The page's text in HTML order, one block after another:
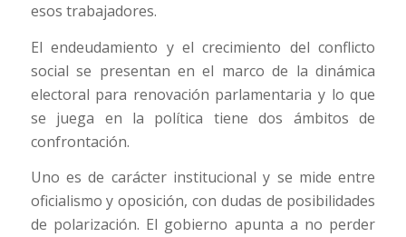
esos trabajadores.
El endeudamiento y el crecimiento del conflicto
social se presentan en el marco de la dinámica
electoral para renovación parlamentaria y lo que
se juega en la política tiene dos ámbitos de
confrontación.
Uno es de carácter institucional y se mide entre
oficialismo y oposición, con dudas de posibilidades
de polarización. El gobierno apunta a no perder